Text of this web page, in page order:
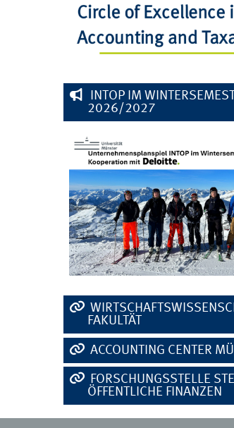
2026/2027
FAKULTÄT
ACCOUNTING CENTER
ÖFFENTLICHE FINANZEN